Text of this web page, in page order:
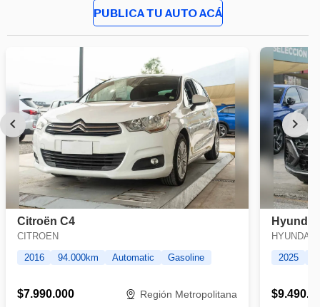
PUBLICA TU AUTO ACÁ